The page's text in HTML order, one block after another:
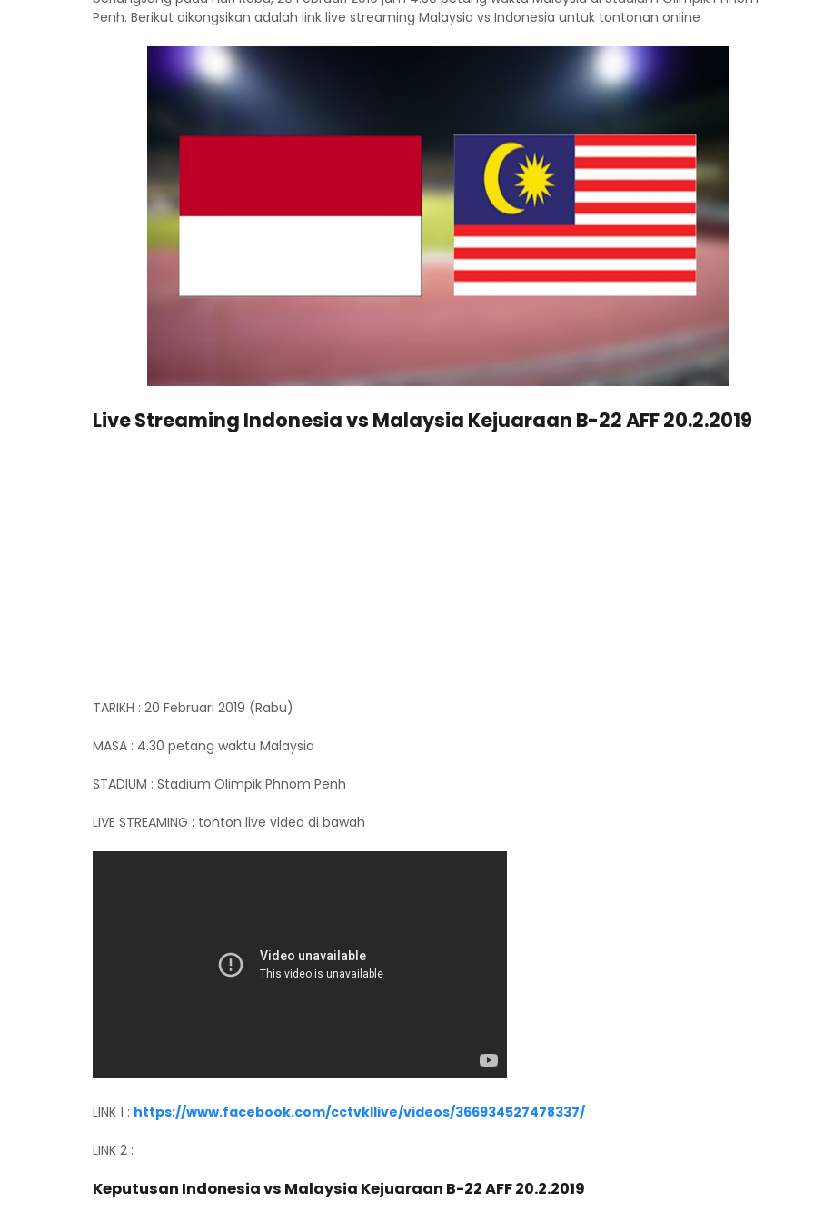
Penh. Berikut dikongsikan adalah link live streaming Malaysia vs Indonesia untuk tontonan online
Live Streaming Indonesia vs Malaysia Kejuaraan B-22 AFF 20.2.2019
TARIKH : 20 Februari 2019 (Rabu)
MASA : 4.30 petang waktu Malaysia
STADIUM : Stadium Olimpik Phnom Penh
LIVE STREAMING : tonton live video di bawah
LINK 1 : https://www.facebook.com/cctvkllive/videos/366934527478337/
LINK 2 :
Keputusan Indonesia vs Malaysia Kejuaraan B-22 AFF 20.2.2019